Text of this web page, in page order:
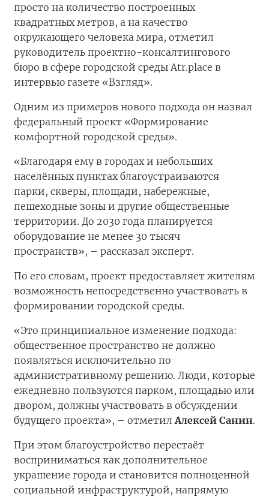
просто на количество построенных
квадратных метров, а на качество
окружающего человека мира, отметил
руководитель проектно-консалтингового
бюро в сфере городской среды Atr.place в
интервью газете «Взгляд».
Одним из примеров нового подхода он назвал
федеральный проект «Формирование
комфортной городской среды».
«Благодаря ему в городах и небольших
населённых пунктах благоустраиваются
парки, скверы, площади, набережные,
пешеходные зоны и другие общественные
территории. До 2030 года планируется
оборудование не менее 30 тысяч
пространств», – рассказал эксперт.
По его словам, проект предоставляет жителям
возможность непосредственно участвовать в
формировании городской среды.
«Это принципиальное изменение подхода:
общественное пространство не должно
появляться исключительно по
административному решению. Люди, которые
ежедневно пользуются парком, площадью или
двором, должны участвовать в обсуждении
будущего проекта», – отметилАлексей Санин.
При этом благоустройство перестаёт
восприниматься как дополнительное
украшение города и становится полноценной
социальной инфраструктурой, напрямую